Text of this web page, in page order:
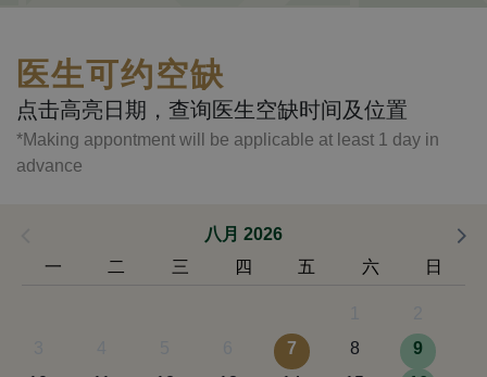
医生可约空缺
点击高亮日期，查询医生空缺时间及位置
*Making appontment will be applicable at least 1 day in
advance
八月 2026
一
二 三 四 五 六 日
7 8
9